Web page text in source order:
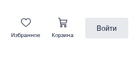
Избранное Корзина
Войти